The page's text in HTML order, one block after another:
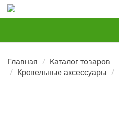
Главная
Каталог товаров
Кровельные аксессуары